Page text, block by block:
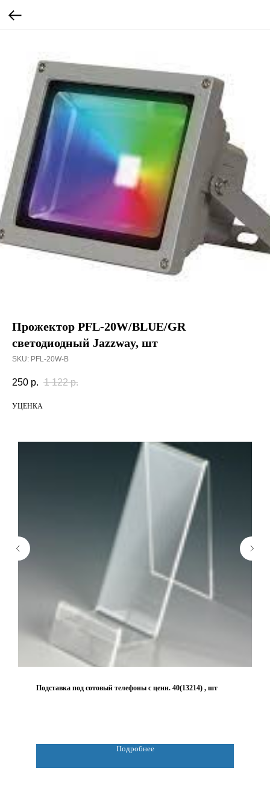
Прожектор PFL-20W/BLUE/GR
светодиодный Jazzway, шт
SKU: PFL-20W-B
250 р. 1 122 р.
УЦЕНКА
Подставка под сотовый телефоны с ценн. 40(13214) , шт
Подробнее